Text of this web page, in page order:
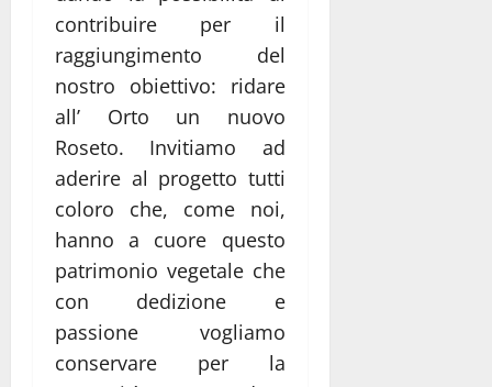
contribuire per il
raggiungimento del
nostro obiettivo: ridare
all’ Orto un nuovo
Roseto. Invitiamo ad
aderire al progetto tutti
coloro che, come noi,
hanno a cuore questo
patrimonio vegetale che
con dedizione e
passione vogliamo
conservare per la